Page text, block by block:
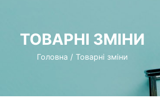
ТОВАРНІ ЗМІНИ
Головна / Товарні зміни